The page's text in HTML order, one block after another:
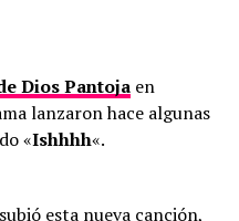
Dios Pantojaen
lanzaron hace algunas
«Ishhhh«.
esta nueva canción,